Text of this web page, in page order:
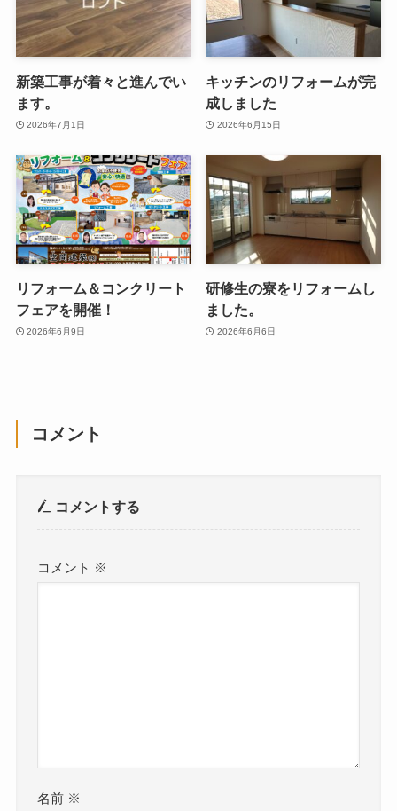
新築工事が着々と進んでい
ます。
2026年7月1日
キッチンのリフォームが完
成しました
2026年6月15日
リフォーム＆コンクリート
フェアを開催！
2026年6月9日
研修生の寮をリフォームし
ました。
2026年6月6日
コメント
コメントする
コメント ※
名前 ※